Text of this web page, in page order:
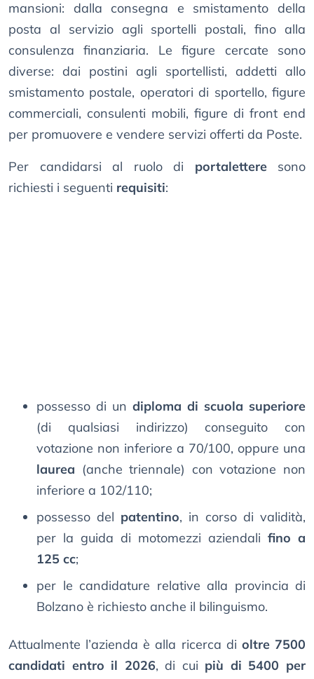
mansioni: dalla consegna e smistamento della
posta al servizio agli sportelli postali, fino alla
consulenza finanziaria. Le figure cercate sono
diverse: dai postini agli sportellisti, addetti allo
smistamento postale, operatori di sportello, figure
commerciali, consulenti mobili, figure di front end
per promuovere e vendere servizi offerti da Poste.
Per candidarsi al ruolo di portaletteresono
richiesti i seguenti requisiti:
possesso di un diploma di scuola superiore
(di qualsiasi indirizzo) conseguito con
votazione non inferiore a 70/100, oppure una
laurea (anche triennale) con votazione non
inferiore a 102/110;
possesso del patentino, in corso di validità,
per la guida di motomezzi aziendali fino a
125 cc;
per le candidature relative alla provincia di
Bolzano è richiesto anche il bilinguismo.
Attualmente l’azienda è alla ricerca di oltre 7500
candidati entro il 2026, di cui più di 5400 per